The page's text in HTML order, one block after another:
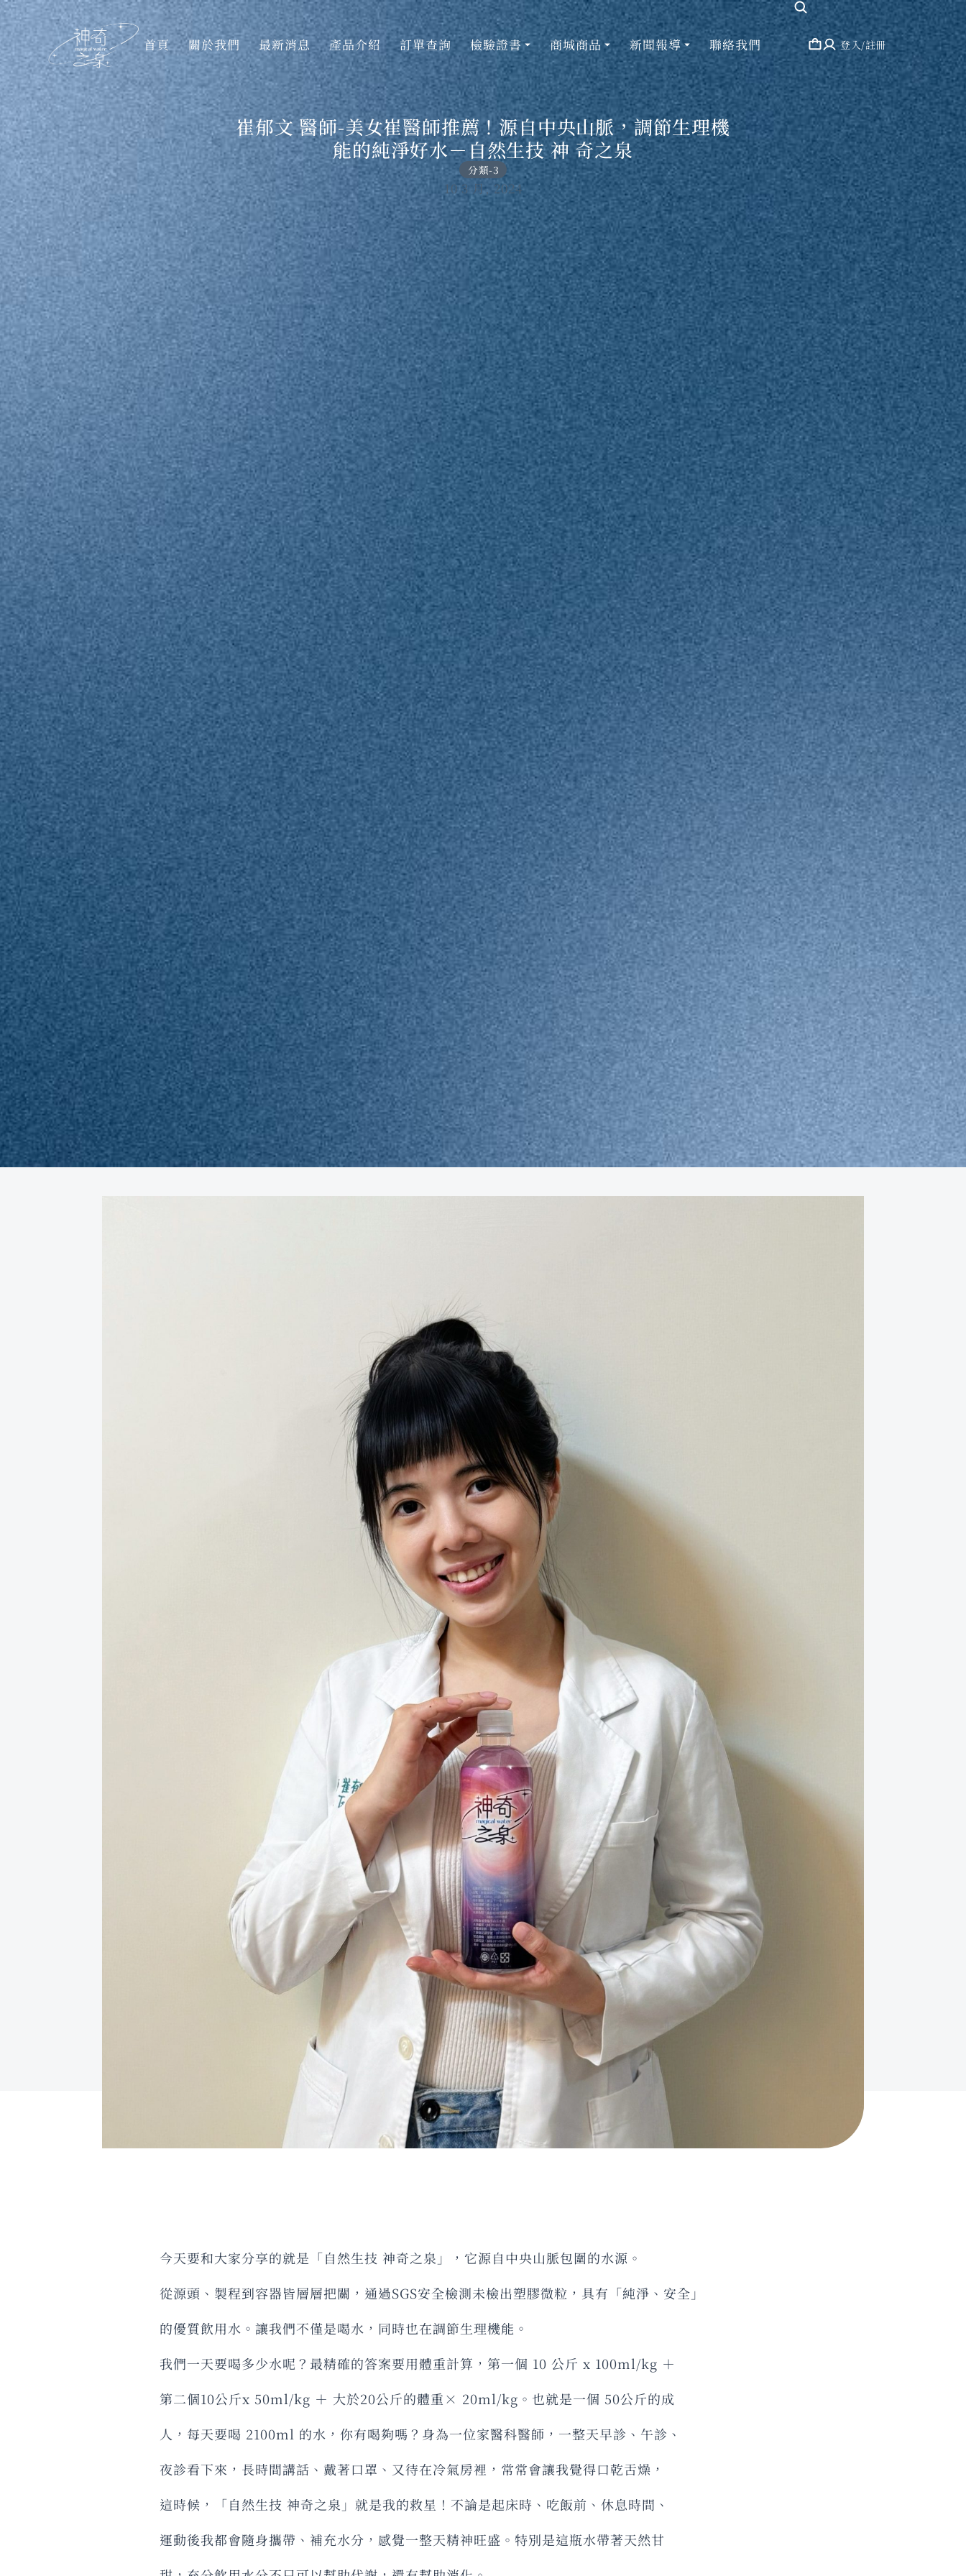
首頁 關於我們 最新消息 產品介紹 訂單查詢 檢驗證書 商城商品 新聞報導 聯絡我們 登入/註冊
崔郁文 醫師-美女崔醫師推薦！源自中央山脈，調節生理機
能的純淨好水－自然生技 神 奇之泉
分類-3
10 3 月, 2024
今天要和大家分享的就是「自然生技 神奇之泉」，它源自中央山脈包圍的水源。
從源頭、製程到容器皆層層把關，通過SGS安全檢測未檢出塑膠微粒，具有「純淨、安全」
的優質飲用水。讓我們不僅是喝水，同時也在調節生理機能。
我們一天要喝多少水呢？最精確的答案要用體重計算，第一個 10 公斤 x 100ml/kg ＋
第二個10公斤x 50ml/kg ＋ 大於20公斤的體重× 20ml/kg。也就是一個 50公斤的成
人，每天要喝 2100ml 的水，你有喝夠嗎？身為一位家醫科醫師，一整天早診、午診、
夜診看下來，長時間講話、戴著口罩、又待在冷氣房裡，常常會讓我覺得口乾舌燥，
這時候，「自然生技 神奇之泉」就是我的救星！不論是起床時、吃飯前、休息時間、
運動後我都會隨身攜帶、補充水分，感覺一整天精神旺盛。特別是這瓶水帶著天然甘